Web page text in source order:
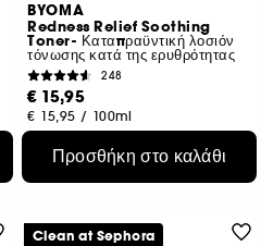
BYOMA
Redness Relief Soothing
Toner- Καταπραϋντική λοσιόν
τόνωσης κατά της ερυθρότητας
248
€ 15,95
€ 15,95 / 100ml
Προσθήκη στο καλάθι
Clean at Sephora